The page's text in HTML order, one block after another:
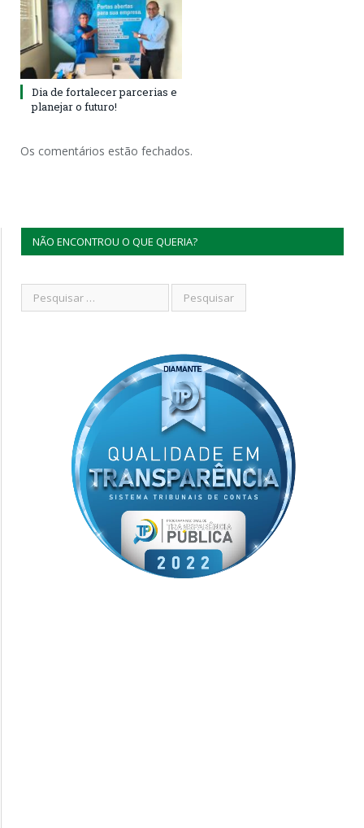
Dia de fortalecer parcerias e
planejar o futuro!
Os comentários estão fechados.
NÃO ENCONTROU O QUE QUERIA?